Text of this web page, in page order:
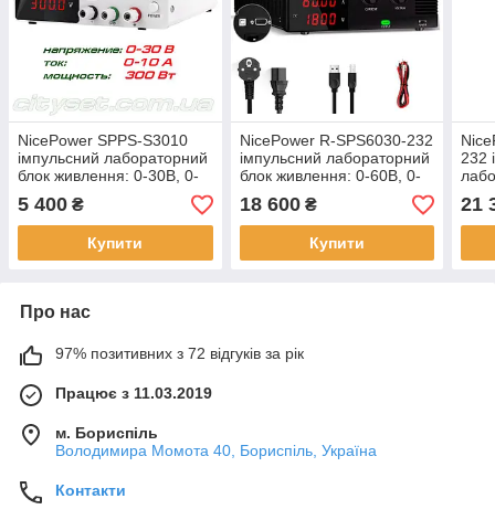
NicePower SPPS-S3010
імпульсний лабораторний
блок живлення: 0-30В, 0-
10А
5 400 ₴
Купити
NicePower R-SPS6030-232
імпульсний лабораторний
блок живлення: 0-60В, 0-
30А
18 600₴
Купити
232
21
Про нас
97% позитивних з 72 відгуків за рік
Працює з 11.03.2019
м. Бориспіль
Володимира Момота 40, Бориспіль, Україна
Контакти